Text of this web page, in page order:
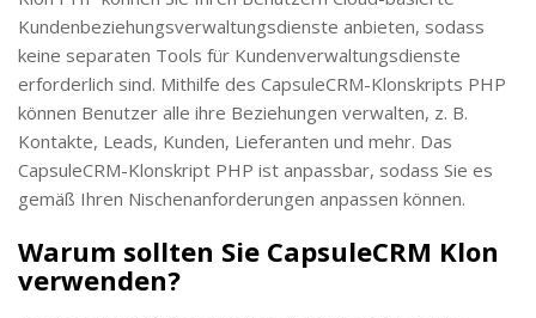
Kundenbeziehungsverwaltungsdienste anbieten, sodass
keine separaten Tools für Kundenverwaltungsdienste
erforderlich sind. Mithilfe des CapsuleCRM-Klonskripts PHP
können Benutzer alle ihre Beziehungen verwalten, z. B.
Kontakte, Leads, Kunden, Lieferanten und mehr. Das
CapsuleCRM-Klonskript PHP ist anpassbar, sodass Sie es
gemäß Ihren Nischenanforderungen anpassen können.
Warum sollten Sie CapsuleCRM Klon
verwenden?